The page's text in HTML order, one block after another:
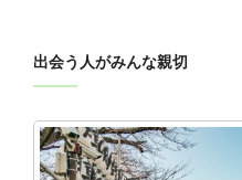
‭出会う人がみんな親切‬